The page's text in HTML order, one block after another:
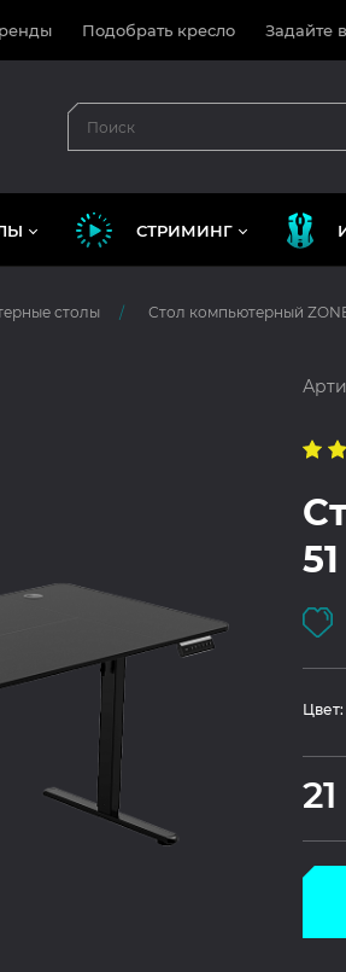
Подобрать кресло Задайте
СТРИМИНГ
столы Стол компьютерный
Цвет: